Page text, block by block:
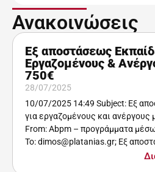
Ανακοινώσεις
Εξ αποστάσεως
Εργαζομένους &
750€
28/07/2025
10/07/2025 14:49 Subject: Εξ
για εργαζομένους και
From: Abpm – προγράμματα
To: dimos@platanias.gr; Εξ